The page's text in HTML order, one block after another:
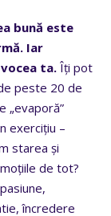
bună este
Iar
ta. Îți pot
peste 20 de
„evaporă”
exercițiu –
starea și
de tot?
încredere